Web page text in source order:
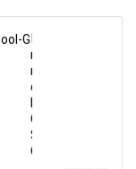
Гипсовый
кирпич
в
стиле
Loft
Gray
Scool-
G